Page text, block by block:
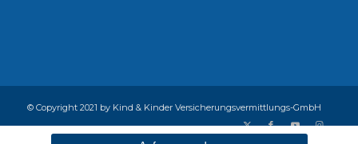
© Copyright 2021 by Kind & Kinder Versicherungsvermittlungs-GmbH
Alle Versicherer